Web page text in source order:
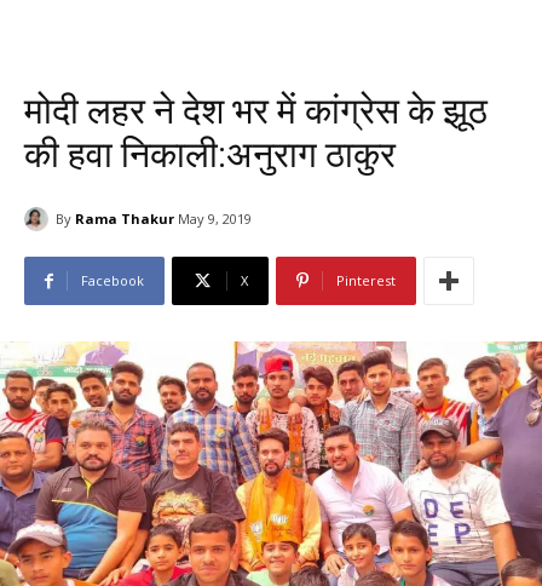
मोदी लहर ने देश भर में कांग्रेस के झूठ
की हवा निकाली:अनुराग ठाकुर
By Rama Thakur May 9, 2019
Facebook X Pinterest